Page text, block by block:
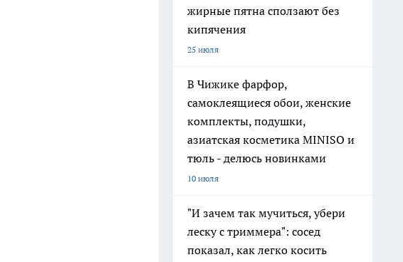
жирные пятна сползают без
кипячения
25 июля
В Чижике фарфор,
самоклеящиеся обои, женские
комплекты, подушки,
азиатская косметика MINISO и
тюль - делюсь новинками
10 июля
"И зачем так мучиться, убери
леску с триммера": сосед
показал, как легко косить